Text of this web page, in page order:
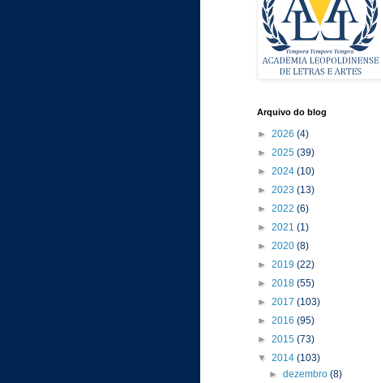
Arquivo do blog
► 2026 (4)
► 2025 (39)
► 2024 (10)
► 2023 (13)
► 2022 (6)
► 2021 (1)
► 2020 (8)
► 2019 (22)
► 2018 (55)
► 2017 (103)
► 2016 (95)
► 2015 (73)
▼ 2014 (103)
►dezembro(8)